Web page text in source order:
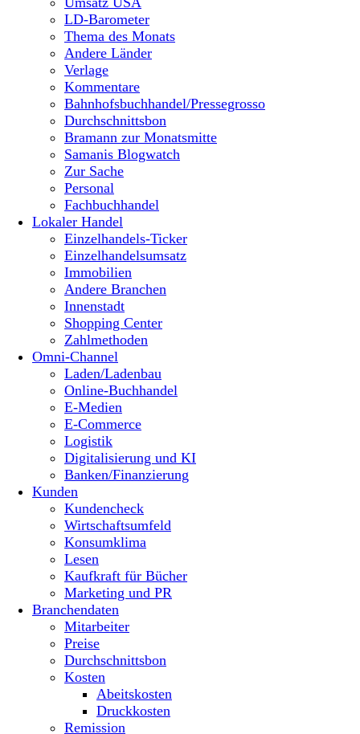
LD-Barometer
Thema des Monats
Andere Länder
Verlage
Kommentare
Bahnhofsbuchhandel/Pressegrosso
Durchschnittsbon
Bramann zur Monatsmitte
Samanis Blogwatch
Zur Sache
Personal
Fachbuchhandel
Lokaler Handel
Einzelhandels-Ticker
Einzelhandelsumsatz
Immobilien
Andere Branchen
Innenstadt
Shopping Center
Zahlmethoden
Omni-Channel
Laden/Ladenbau
Online-Buchhandel
E-Medien
E-Commerce
Logistik
Digitalisierung und KI
Banken/Finanzierung
Kunden
Kundencheck
Wirtschaftsumfeld
Konsumklima
Lesen
Kaufkraft für Bücher
Marketing und PR
Branchendaten
Mitarbeiter
Preise
Durchschnittsbon
Kosten
Abeitskosten
Druckkosten
Remission